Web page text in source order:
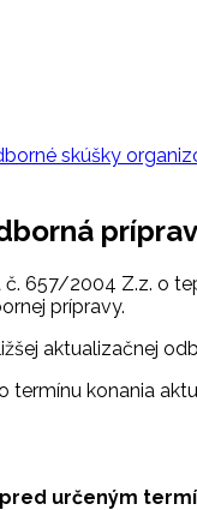
skúšky
č. 657/2004 Z.z. o
prípravy.
aktualizačnej
termínu konania
určeným